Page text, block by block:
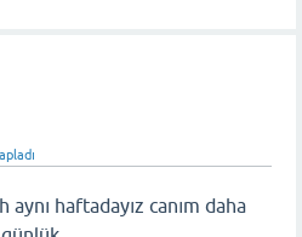
haftadayız canım daha